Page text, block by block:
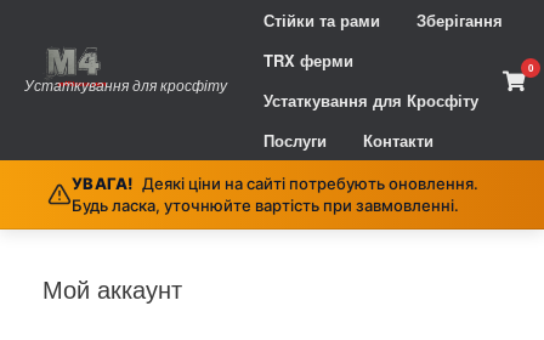
content
Устаткування для кросфіту
Стійки та рами
Зберігання
TRX ферми
Устаткування для Кросфіту
Послуги
Контакти
View
0
УВАГА! Деякі ціни на сайті потребують оновлення.
Будь ласка, уточнюйте вартість при завмовленні.
Мой аккаунт